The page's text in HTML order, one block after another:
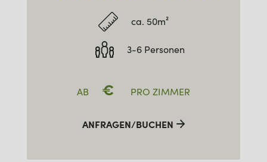
ca. 50m²
3-6 Personen
AB € PRO ZIMMER
ANFRAGEN/BUCHEN